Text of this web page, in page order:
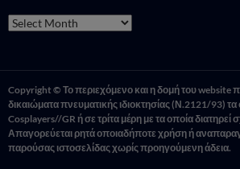
ΑΡΧΕΙΟ
ΝΕΩΝ
Copyright © Το περιεχόμενο και η δομή του website
δικαιώματα πνευματικής ιδιοκτησίας (Ν.2121/93)
Cosplayers//GR ή σε τρίτα μέρη με τα οποία διατηρεί
Απαγορεύεται ρητά οποιαδήποτε χρήση ή
παρούσας ιστοσελίδας χωρίς προηγούμενη άδεια.